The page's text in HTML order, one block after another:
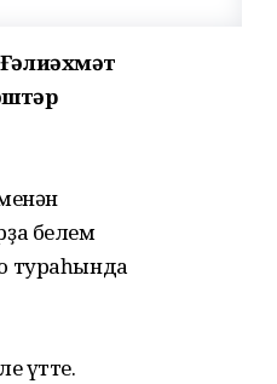
белем
тураһында
үтте.